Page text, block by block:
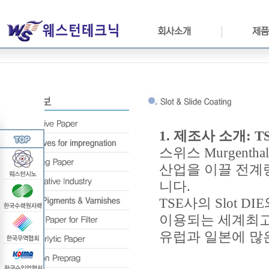
회사소개 제
1. 제조사 소개:
스위스
산업을 이끌 전계
니다.
TSE사의 Slot
이용되는 세계최
유럽과 일본에 많